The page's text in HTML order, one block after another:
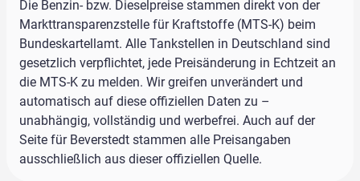
Die Benzin- bzw. Dieselpreise stammen direkt von der
Markttransparenzstelle für Kraftstoffe (MTS-K) beim
Bundeskartellamt. Alle Tankstellen in Deutschland sind
gesetzlich verpflichtet, jede Preisänderung in Echtzeit an
die MTS-K zu melden. Wir greifen unverändert und
automatisch auf diese offiziellen Daten zu –
unabhängig, vollständig und werbefrei. Auch auf der
Seite für Beverstedt stammen alle Preisangaben
ausschließlich aus dieser offiziellen Quelle.